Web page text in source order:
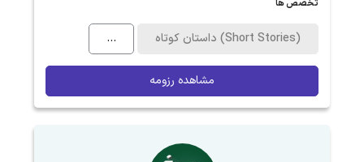
تخصص ها
داستان کوتاه (Short Stories) ...
مشاهده رزومه